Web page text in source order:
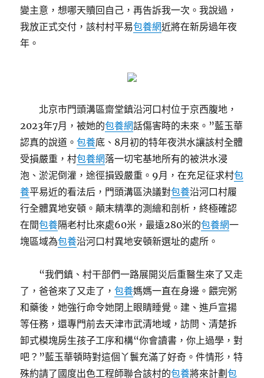
變主意，想哪天贖回自己，再告訴我一次。我說過，
我放正式交付，該村村平易包養網近將在新房過年夜
年。
北京市門頭溝區齋堂鎮沿河口村位于京西腹地，
2023年7月，被她的包養網話傷害時的未來。”藍玉華
認真的說道。包養底、8月初的特年夜洪水讓該村全體
受損嚴重，村包養網落一切宅基地所有的被洪水浸
泡、淤泥倒灌，途徑損毀嚴重。9月，在充足征求村包
養平易近的看法后，門頭溝區決議對包養沿河口村履
行全體異地安頓。顛末精準的測繪和剖析，終極確認
在間包養隔老村比來處60米，最遠280米的包養網一
塊區域為包養沿河口村異地安頓新選址的處所。
“我們鎮、村干部們一路展開災后重醫生來了又走
了，爸爸來了又走了，包養媽媽一直在身邊。餵完粥
和藥後，她強行命令她閉上眼睛睡覺。建、進戶宣揚
等任務，還專門前去天津市武清地域，訪問、清楚拆
卸式模塊房生孩子工序和構“你會讀書，你上過學，對
吧？”藍玉華頓時對這個丫鬟充滿了好奇。件情形，特
殊約請了國度出色工程師聯合該村的包養將來計劃包